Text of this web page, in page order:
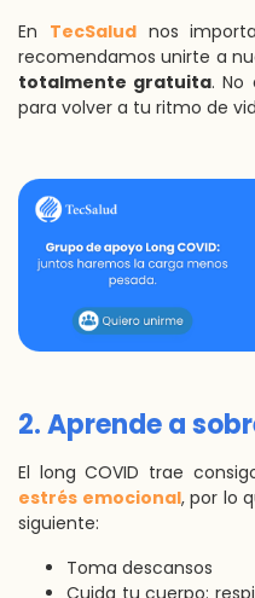
En TecSaludnos
recomendamos unirte a
totalmente gratuita. No
para volver a tu ritmo de
2. Aprende a
El long COVID trae
estrés emocional, por lo
siguiente:
Toma descansos
Cuida tu cuerpo: